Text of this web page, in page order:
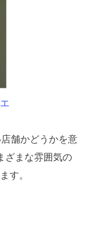
舗かどうかを意
ざまな雰囲気の
す。